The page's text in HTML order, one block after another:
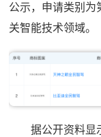
公示，申请类别为
关智能技术领域。
据公开资料显示